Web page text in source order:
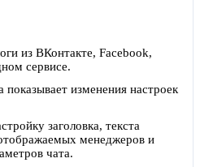
из ВКонтакте, Facebook,
сервисе.
показывает изменения настроек
заголовка, текста
менеджеров и
чата.